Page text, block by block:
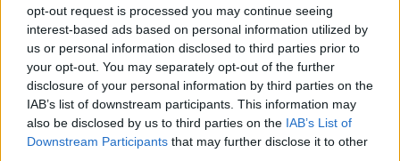
opt-out request is processed you may continue seeing
interest-based ads based on personal information utilized by
us or personal information disclosed to third parties prior to
your opt-out. You may separately opt-out of the further
disclosure of your personal information by third parties on the
IAB’s list of downstream participants. This information may
also be disclosed by us to third parties on the IAB’s List of
Downstream Participants that may further disclose it to other
επεσαν μπασκετικες...ξυλιες στο... ασκερι του
πατρινου καφετζη!!! ωχ ωχ ωχ βασιλη μου βλεπω να
πλησιαζει ο ερκιν...ο πορθητης!!! ωχ ωχ ωχ
Απαντήστε
Green Lord 14·09·2025 14:53
ΚΟΣΜΟΣ09·08·2026 07:44
Η αυτοκρατορία του «Έντικ» και ο «μεγάλος»
που φέρεται να βρίσκεται πίσω του – Τι ορίζει ο
όρος Greek Mafia